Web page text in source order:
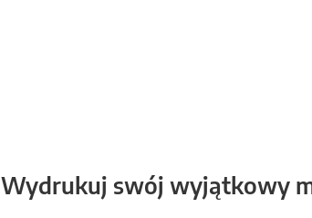
Wydrukuj swój wyjątkowy